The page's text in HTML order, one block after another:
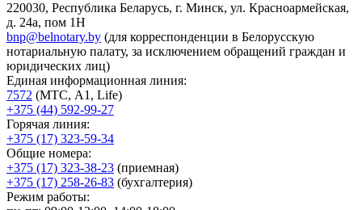
220030, Республика Беларусь, г. Минск, ул. Красноармейская,
д. 24а, пом 1Н
bnp@belnotary.by (для корреспонденции в Белорусскую
нотариальную палату, за исключением обращений граждан и
юридических лиц)
Единая информационная линия:
7572 (МТС, A1, Life)
+375 (44) 592-99-27
Горячая линия:
+375 (17) 323-59-34
Общие номера:
+375 (17) 323-38-23 (приемная)
+375 (17) 258-26-83 (бухгалтерия)
Режим работы: